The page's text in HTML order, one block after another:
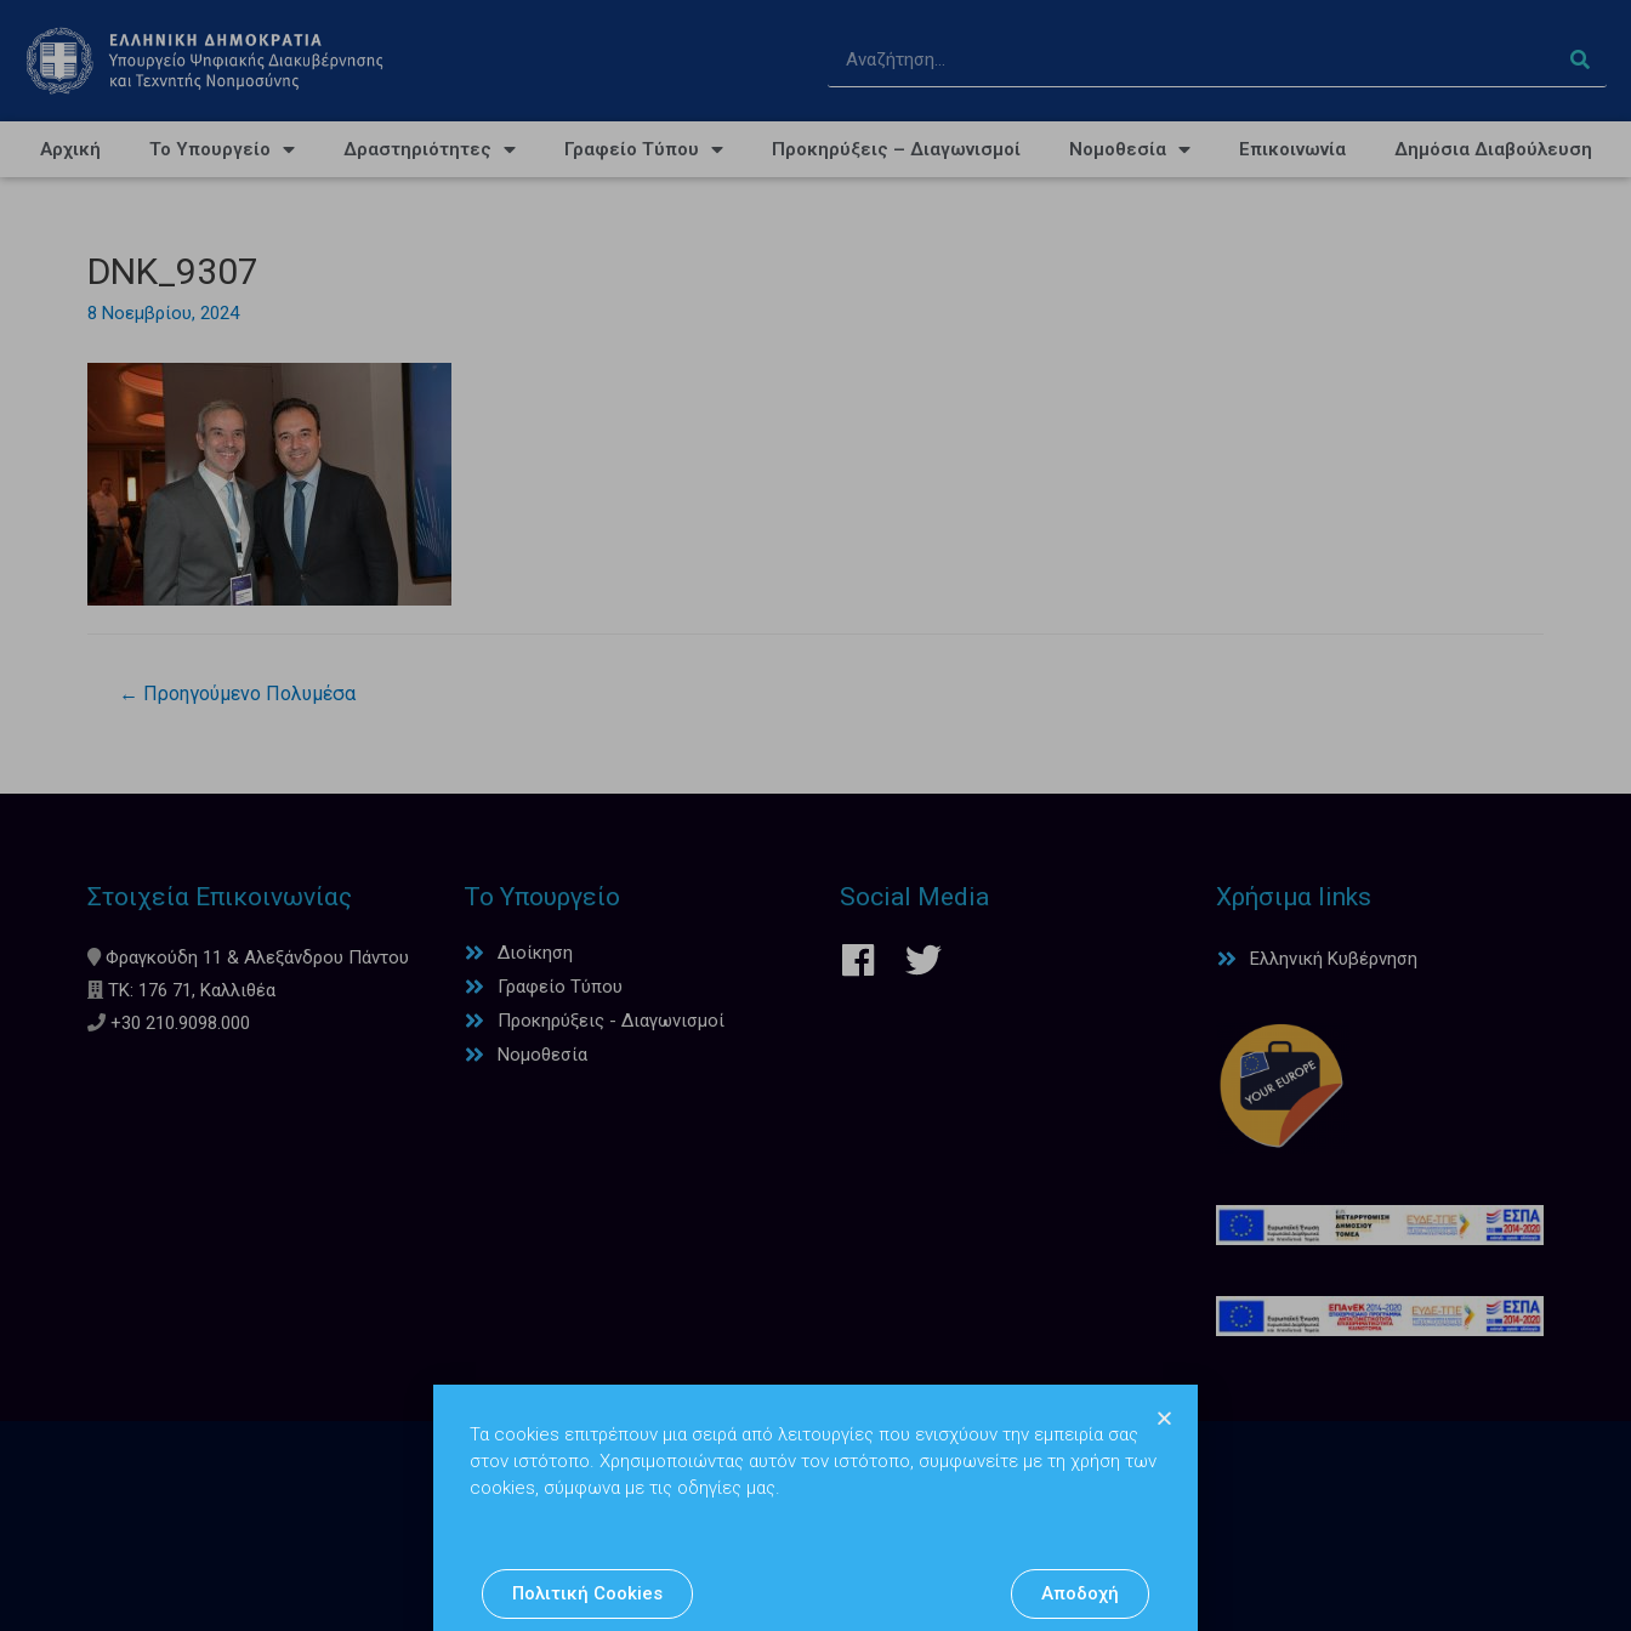
Αρχική Το Υπουργείο Δραστηριότητες Γραφείο Τύπου Προκηρύξεις – Διαγωνισμοί Νομοθεσία Επικοινωνία Δημόσια Διαβούλευση
DNK_9307
8 Νοεμβρίου, 2024
← Προηγούμενο Πολυμέσα
Στοιχεία Επικοινωνίας
Φραγκούδη 11 & Αλεξάνδρου Πάντου
ΤΚ: 176 71, Καλλιθέα
+30 210.9098.000
Το Υπουργείο
Διοίκηση
Γραφείο Τύπου
Προκηρύξεις - Διαγωνισμοί
Νομοθεσία
Social Media Χρήσιμα links
Ελληνική Κυβέρνηση
Copyright © 2026Υπουργείο Ψηφιακής Διακυβέρνησης
Τα cookies επιτρέπουν μια σειρά από λειτουργίες που ενισχύουν την εμπειρία σας
στον ιστότοπο. Χρησιμοποιώντας αυτόν τον ιστότοπο, συμφωνείτε με τη χρήση των
cookies, σύμφωνα με τις οδηγίες μας.
Πολιτική Cookies Αποδοχή